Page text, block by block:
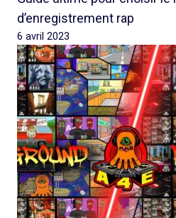
d’enregistrement rap
6 avril 2023